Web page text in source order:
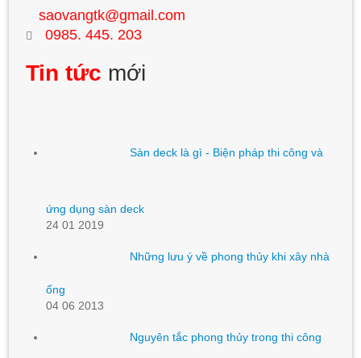
saovangtk@gmail.com
0985. 445. 203
Tin tức mới
Sàn deck là gì - Biện pháp thi công và
ứng dụng sàn deck
24 01 2019
Những lưu ý về phong thủy khi xây nhà
ống
04 06 2013
Nguyên tắc phong thủy trong thi công